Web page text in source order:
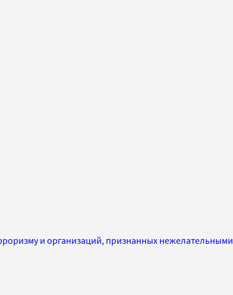
и организаций, признанных нежелательными